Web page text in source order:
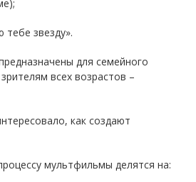
тебе звезду».
для семейного
всех возрастов –
как создают
мультфильмы делятся на: